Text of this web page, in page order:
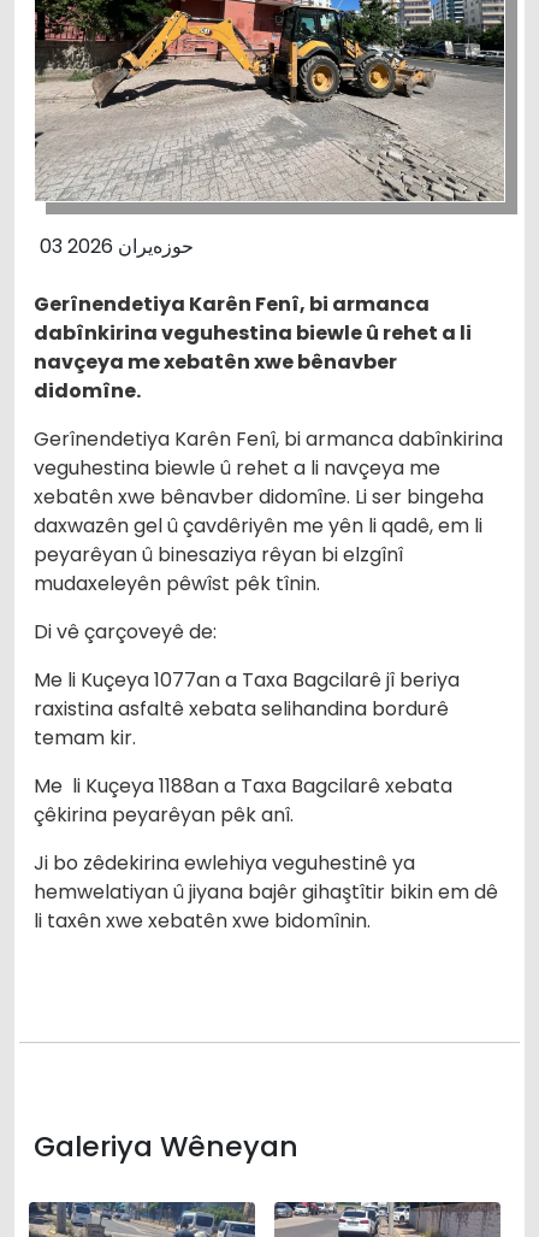
03 حوزەیران 2026
Gerînendetiya Karên Fenî, bi armanca
dabînkirina veguhestina biewle û rehet a li
navçeya me xebatên xwe bênavber
didomîne.
Gerînendetiya Karên Fenî, bi armanca dabînkirina
veguhestina biewle û rehet a li navçeya me
xebatên xwe bênavber didomîne. Li ser bingeha
daxwazên gel û çavdêriyên me yên li qadê, em li
peyarêyan û binesaziya rêyan bi elzgînî
mudaxeleyên pêwîst pêk tînin.
Di vê çarçoveyê de:
Me li Kuçeya 1077an a Taxa Bagcilarê jî beriya
raxistina asfaltê xebata selihandina bordurê
temam kir.
Me li Kuçeya 1188an a Taxa Bagcilarê xebata
çêkirina peyarêyan pêk anî.
Ji bo zêdekirina ewlehiya veguhestinê ya
hemwelatiyan û jiyana bajêr gihaştîtir bikin em dê
li taxên xwe xebatên xwe bidomînin.
Galeriya Wêneyan